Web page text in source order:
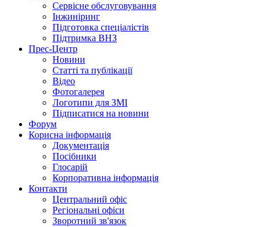
Сервісне обслуговування
Інжиніринг
Підготовка спеціалістів
Підтримка ВНЗ
Прес-Центр
Новини
Статті та публікації
Відео
Фотогалерея
Логотипи для ЗМІ
Підписатися на новини
Форум
Корисна інформація
Документація
Посібники
Глосарій
Корпоративна інформація
Контакти
Центральний офіс
Регіональні офіси
Зворотний зв'язок